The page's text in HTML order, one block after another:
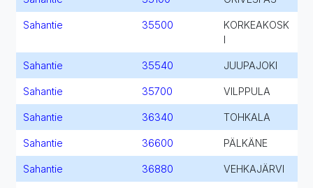
Sahantie 35500
KORKEAKOSK
Sahantie 35540 JUUPAJOKI
Sahantie 35700 VILPPULA
Sahantie 36340 TOHKALA
Sahantie 36600 PÄLKÄNE
Sahantie 36880 VEHKAJÄRVI